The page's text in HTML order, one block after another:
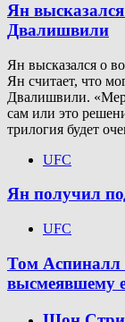
Ян
Двалишвили
Ян высказался о
Ян считает, что
Двалишвили.
сам или это
трилогия будет
UFC
Ян получил
UFC
Том Аспиналл
высмеявшему